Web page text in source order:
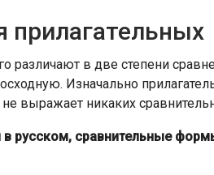
прилагательных
различают в две степени
Изначально
выражает никаких
русском, сравнительные